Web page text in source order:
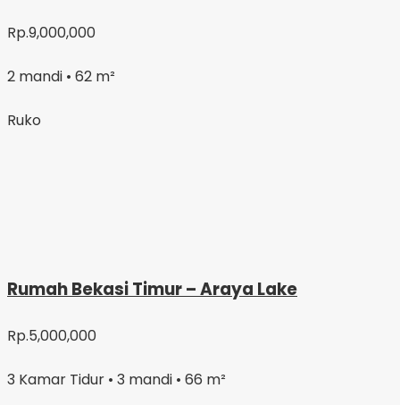
Rp.9,000,000
2 mandi • 62 m²
Ruko
Rumah Bekasi Timur – Araya Lake
Rp.5,000,000
3 Kamar Tidur • 3 mandi • 66 m²